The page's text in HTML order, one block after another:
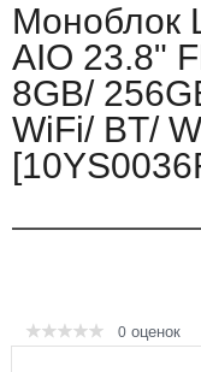
Моноблок
AIO 23.8"
8GB/
WiFi/ BT/
0 оценок
Каталог продукции
Ноутбуки и ультрабуки
Компьютеры
Контакты
Контактная информация